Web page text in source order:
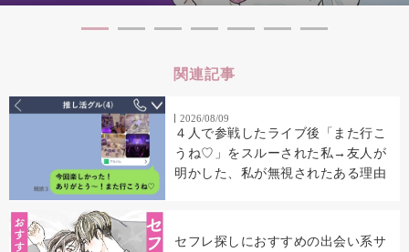
関連記事
2026/08/09
４人で参戦したライブ後「また行こ
うね♡」をスルーされた私→友人が
明かした、私が無視されたある理由
セフレ探しにおすすめの出会い系サ